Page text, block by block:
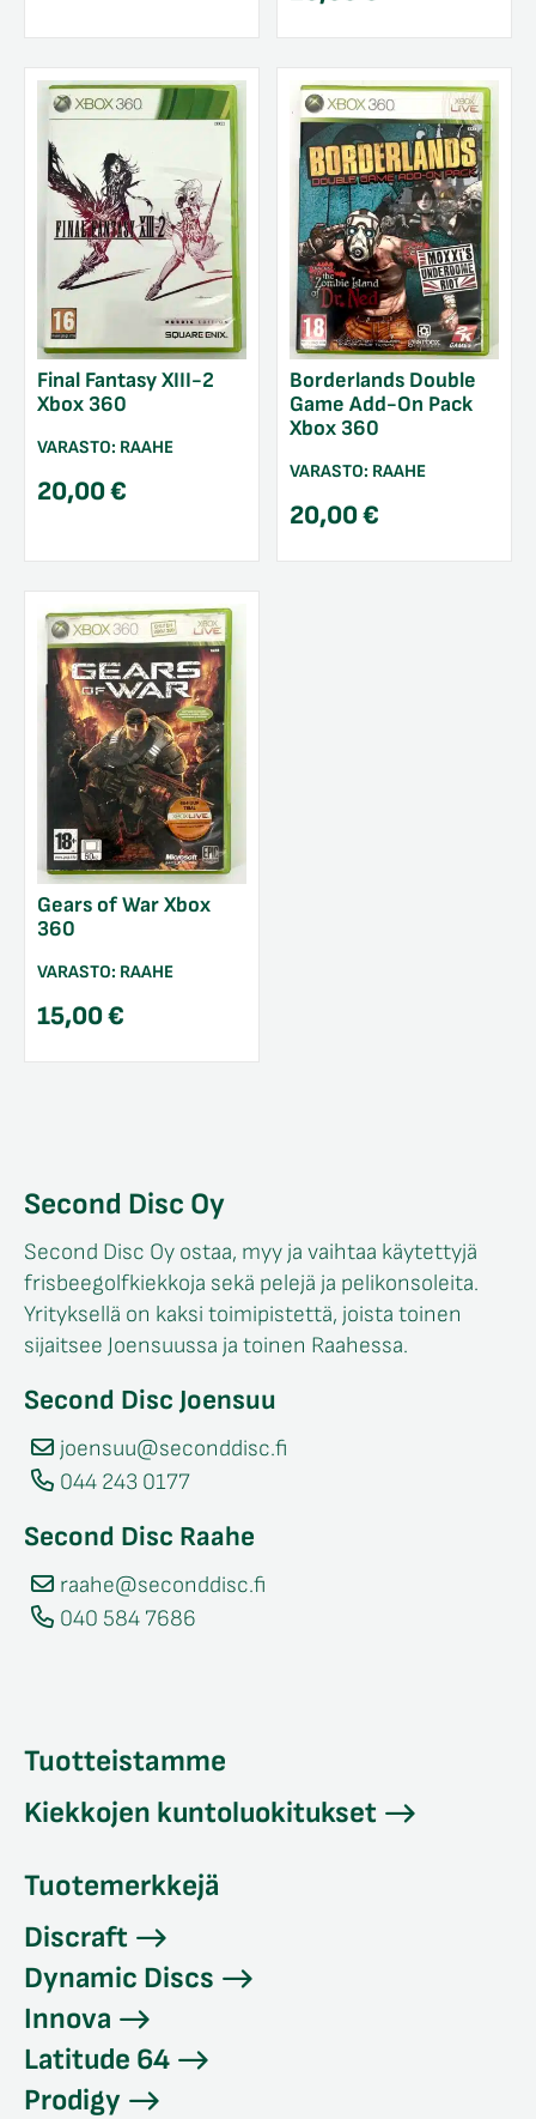
Final Fantasy XIII-2
Xbox 360
VARASTO: RAAHE
20,00€
Borderlands Double
Game Add-On Pack
Xbox 360
VARASTO: RAAHE
20,00€
Gears of War Xbox
360
VARASTO: RAAHE
15,00€
Second Disc Oy
Second Disc Oy ostaa, myy ja vaihtaa käytettyjä
frisbeegolfkiekkoja sekä pelejä ja pelikonsoleita.
Yrityksellä on kaksi toimipistettä, joista toinen
sijaitsee Joensuussa ja toinen Raahessa.
Second Disc Joensuu
joensuu@seconddisc.fi
044 243 0177
Second Disc Raahe
raahe@seconddisc.fi
040 584 7686
Tuotteistamme
Kiekkojen kuntoluokitukset
Tuotemerkkejä
Discraft
Dynamic Discs
Innova
Latitude 64
Prodigy